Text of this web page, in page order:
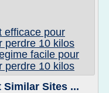
efficace pour
perdre 10 kilos
facile pour
perdre 10 kilos
Similar Sites ...